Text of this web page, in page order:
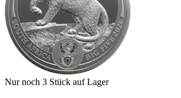
Nur noch 3 Stück auf Lager